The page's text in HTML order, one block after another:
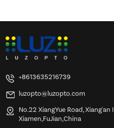
+8613635216739
luzopto@luzopto.com
No.22 XiangYue Road, Xiang'an
Xiamen,FuJian,China